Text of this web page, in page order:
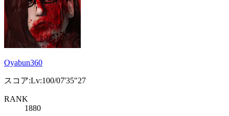
Oyabun360
スコア:Lv:100/07'35"27
RANK
1880